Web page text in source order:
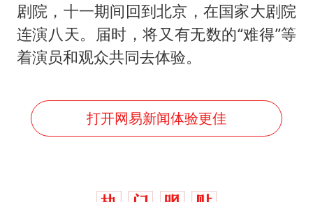
剧院，十一期间回到北京，在国家大剧院
连演八天。届时，将又有无数的“难得”等
着演员和观众共同去体验。
打开网易新闻体验更佳